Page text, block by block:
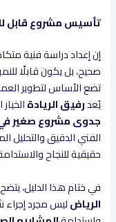
تأسيس مشروع قابل
إن إعداد دراسة فنية
صحيح، بل يكون قابلًا
تضع الأساس لتطوير
يُعدرفيق الريادة
جدوى مشروع صغير
الفني الدقيق والتحليل
حقيقية للنجاح
في ختام هذا الدليل،
الرياضليس مجرد